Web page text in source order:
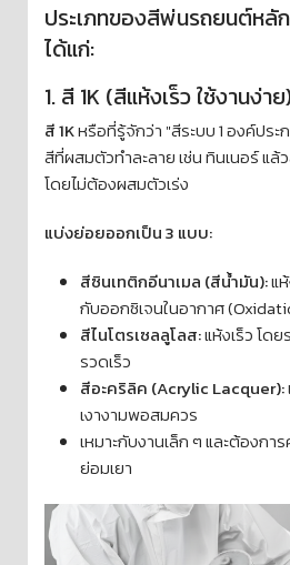
ประเภทของสีพ่นรถยนต์หลั
ได้แก่:
1. สี 1K (สีแห้งเร็ว ใช้งานง่า
สี 1Kหรือที่รู้จักว่า "สีระบบ 1 องค์ปร
สีที่ผสมตัวทำละลาย เช่น ทินเนอร์ แ
โดยไม่ต้องผสมตัวเร่ง
แบ่งย่อยออกเป็น 3 แบบ:
สีซินเทติกอีนาเมล (สีน้ำมัน):แ
กับออกซิเจนในอากาศ
สีไนโตรเซลลูโลส:แห้งเร็ว โด
รวดเร็ว
สีอะคริลิค (Acrylic Lacquer):
เงางามพอสมควร
เหมาะกับงานเล็ก ๆ และต้องกา
ย่อมเยา